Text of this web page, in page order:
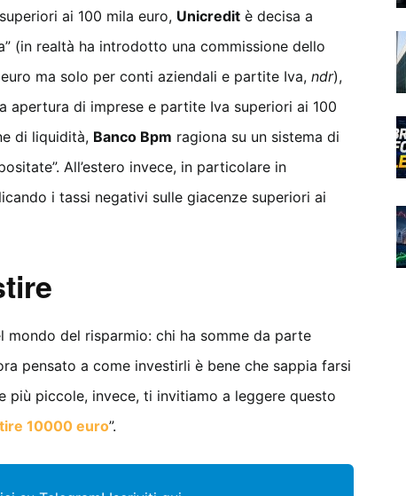
ai 100 mila euro, Unicredit è decisa a
(in realtà ha introdotto una commissione dello
ma solo per conti aziendali e partite Iva, ndr),
apertura di imprese e partite Iva superiori ai 100
di liquidità, Banco Bpm ragiona su un sistema di
All’estero invece, in particolare in
i tassi negativi sulle giacenze superiori ai
mondo del risparmio: chi ha somme da parte
pensato a come investirli è bene che sappia farsi
più piccole, invece, ti invitiamo a leggere questo
10000 euro”.